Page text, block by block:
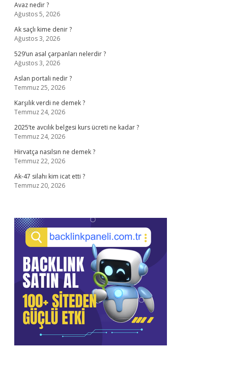
Avaz nedir ?
Ağustos 5, 2026
Ak saçlı kime denir ?
Ağustos 3, 2026
529’un asal çarpanları nelerdir ?
Ağustos 3, 2026
Aslan portali nedir ?
Temmuz 25, 2026
Karşılık verdi ne demek ?
Temmuz 24, 2026
2025’te avcılık belgesi kurs ücreti ne kadar ?
Temmuz 24, 2026
Hirvatça nasılsın ne demek ?
Temmuz 22, 2026
Ak-47 silahı kim icat etti ?
Temmuz 20, 2026